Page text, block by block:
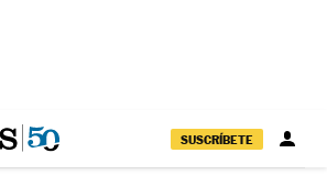
SUSCRÍBETE